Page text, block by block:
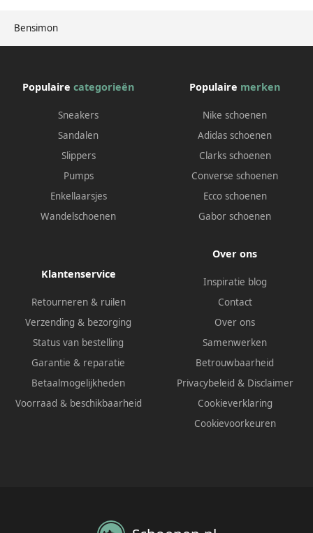
Bensimon
Populaire categorieën
Sneakers
Sandalen
Slippers
Pumps
Enkellaarsjes
Wandelschoenen
Populaire merken
Nike schoenen
Adidas schoenen
Clarks schoenen
Converse schoenen
Ecco schoenen
Gabor schoenen
Klantenservice
Retourneren & ruilen
Verzending & bezorging
Status van bestelling
Garantie & reparatie
Betaalmogelijkheden
Voorraad & beschikbaarheid
Over ons
Inspiratie blog
Contact
Over ons
Samenwerken
Betrouwbaarheid
Privacybeleid & Disclaimer
Cookieverklaring
Cookievoorkeuren